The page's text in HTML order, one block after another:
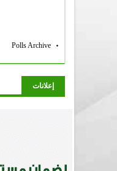
Polls Archive
إعلانات